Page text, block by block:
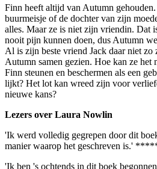
Finn heeft altijd van Autumn
buurmeisje of de dochter van zijn
alles. Maar ze is niet zijn vriendin. Dat
nooit pijn kunnen doen, dus Autumn
Al is zijn beste vriend Jack daar niet
­Autumn samen gezien. Hoe kan ze het
Finn steunen en beschermen als een
lijkt? Het lot kan wreed zijn voor
nieuwe kans?
Lezers over Laura Nowlin
'Ik werd volledig gegrepen door dit
manier waarop het geschreven is.'
'Ik ben 's ochtends in dit boek